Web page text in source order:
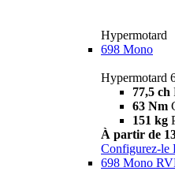
Hypermotard
698 Mono
Hypermotard
77,5 ch
63 Nm
151 kg
À partir de
Configurez-le
698 Mono